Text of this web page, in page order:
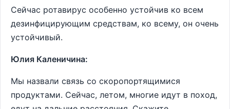
Сейчас ротавирус особенно устойчив ко всем
дезинфицирующим средствам, ко всему, он очень
устойчивый.
Юлия Каленичина:
Мы назвали связь со скоропортящимися
продуктами. Сейчас, летом, многие идут в поход,